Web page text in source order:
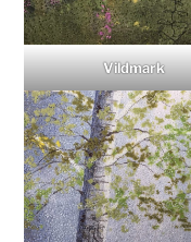
Vildmark